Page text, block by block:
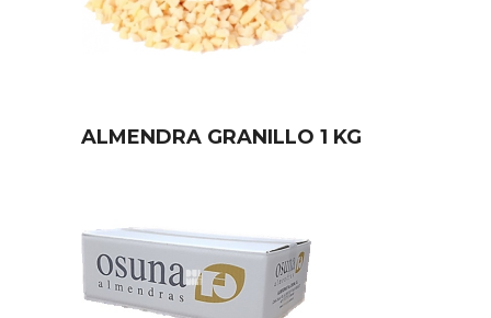
ALMENDRA GRANILLO 1 KG